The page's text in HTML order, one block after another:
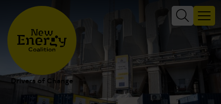
Drivers of Change